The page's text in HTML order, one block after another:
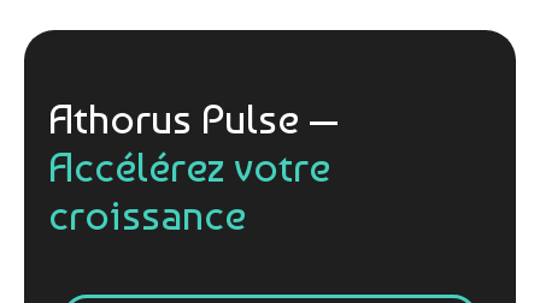
Athorus Pulse —
Accélérez votre
croissance